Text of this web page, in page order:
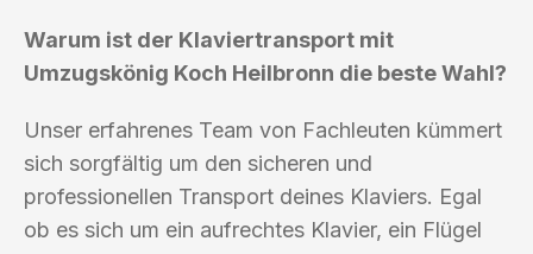
Warum ist der Klaviertransport mit
Umzugskönig Koch Heilbronn die beste Wahl?
Unser erfahrenes Team von Fachleuten kümmert
sich sorgfältig um den sicheren und
professionellen Transport deines Klaviers. Egal
ob es sich um ein aufrechtes Klavier, ein Flügel